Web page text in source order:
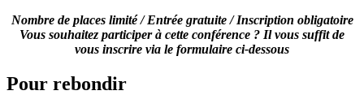
Nombre de places limité / Entrée gratuite / Inscription obligatoire
Vous souhaitez participer à cette conférence ? Il vous suffit de
vous inscrire via le formulaire ci-dessous
Pour rebondir